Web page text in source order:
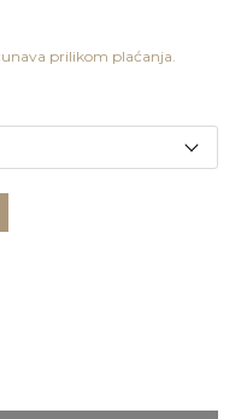
prilikom plaćanja.